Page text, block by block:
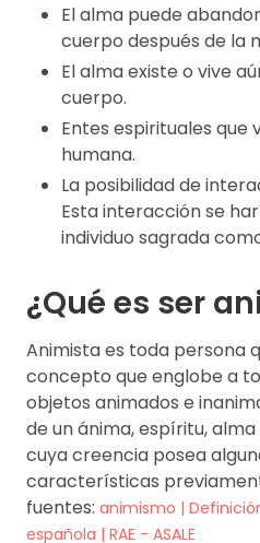
El alma puede
cuerpo después de la
El alma existe o vive
cuerpo.
Entes espirituales que
humana.
La posibilidad de
Esta interacción se
individuo sagrada
¿Qué es ser
Animista es toda persona
concepto que englobe a
objetos animados e
de un ánima, espíritu,
cuya creencia posea
características
fuentes: animismo |
española | RAE - ASALE